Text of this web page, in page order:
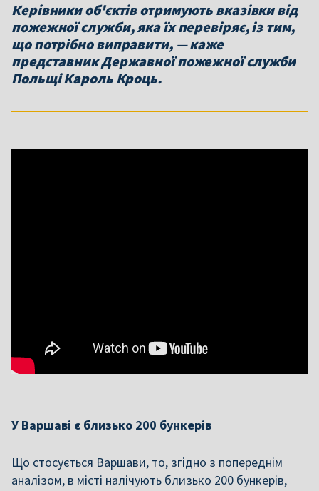
Керівники об'єктів отримують вказівки від
пожежної служби, яка їх перевіряє, із тим,
що потрібно виправити, — каже
представник Державної пожежної служби
Польщі Кароль Кроць.
У Варшаві є близько 200 бункерів
Що стосується Варшави, то, згідно з попереднім
аналізом, в місті налічують близько 200 бункерів,